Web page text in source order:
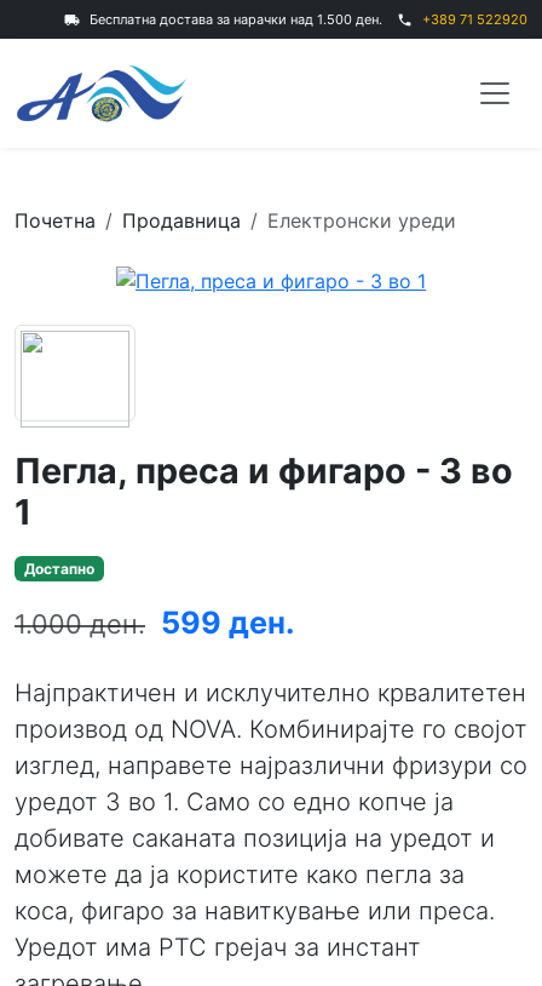
local_shipping Бесплатна достава за нарачки над 1.500 ден. phone +389 71 522920
Почетна Продавница Електронски уреди
Пегла, преса и фигаро - 3 во
1
Достапно
1.000 ден. 599 ден.
Најпрактичен и исклучително крвалитетен
производ од NOVA. Комбинирајте го својот
изглед, направете најразлични фризури со
уредот 3 во 1. Само со едно копче ја
добивате саканата позиција на уредот и
можете да ја користите како пегла за
коса, фигаро за навиткување или преса.
Уредот има РТС грејач за инстант